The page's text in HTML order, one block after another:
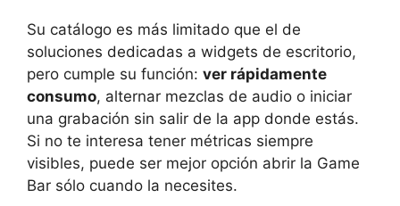
Su catálogo es más limitado que el de
soluciones dedicadas a widgets de escritorio,
pero cumple su función: ver rápidamente
consumo, alternar mezclas de audio o iniciar
una grabación sin salir de la app donde estás.
Si no te interesa tener métricas siempre
visibles, puede ser mejor opción abrir la Game
Bar sólo cuando la necesites.